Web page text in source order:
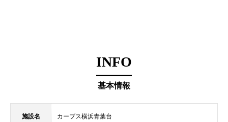
INFO
基本情報
施設名 カーブス横浜青葉台